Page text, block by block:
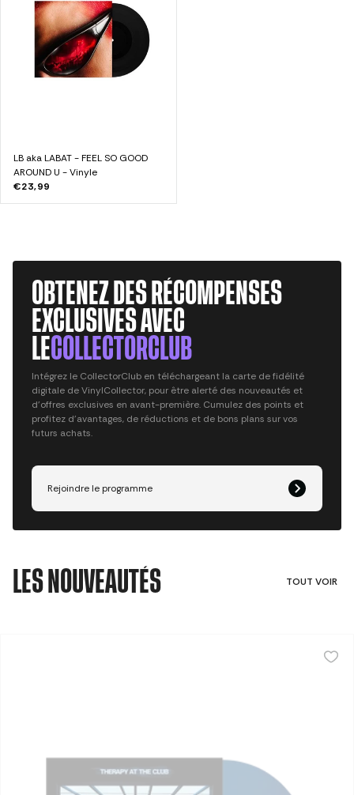
LB aka LABAT - FEEL SO GOOD
AROUND U - Vinyle
€23,99
OBTENEZ DES RÉCOMPENSES
EXCLUSIVES AVEC
LECOLLECTORCLUB
Intégrez le CollectorClub en téléchargeant la carte de fidélité
digitale de VinylCollector, pour être alerté des nouveautés et
d’offres exclusives en avant-première. Cumulez des points et
profitez d’avantages, de réductions et de bons plans sur vos
futurs achats.
LES NOUVEAUTÉS TOUT VOIR